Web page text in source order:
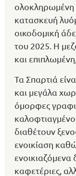
ολοκληρωμένη
κατασκευή
οικοδομική
του 2025. Η
και
Τα Σπαρτιά
και μεγάλα
όμορφες
διαθέτουν
ενοικίαση
ενοικιαζόμενα
καφετέριες,